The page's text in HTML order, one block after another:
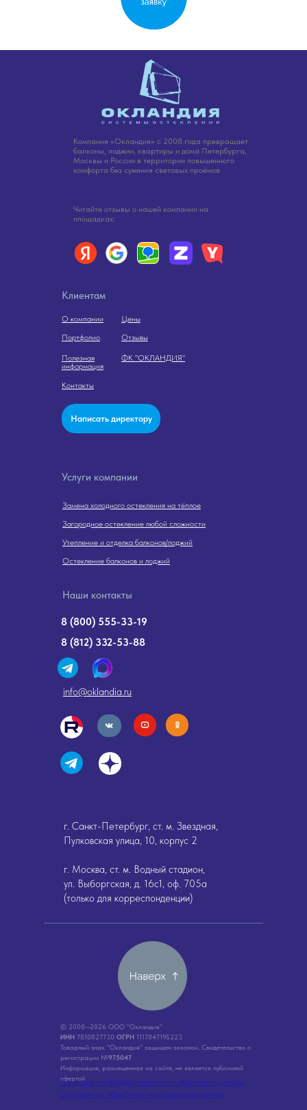
Компания «Окландия» с 2008 года превращает
балконы, лоджии, квартиры и дома Петербурга,
Москвы и России в территории повышенного
комфорта без сужения световых проёмов
Замена холодного остекления на тёплое
Загородное остекление любой сложности
Утепление и отделка балконов/лоджий
Остекление балконов и лоджий
г. Санкт-Петербург, ст. м. Звездная,
Пулковская улица, 10, корпус 2
г. Москва, ст. м. Водный стадион,
ул. Выборгская, д. 16с1, оф. 705а
(только для корреспонденции)
Наши контакты
8 (800) 555-33-19
8 (812) 332-53-88
info@oklandia.ru
Услуги компании
Клиентам
© 2008—2026 ООО "Окландия"
ИНН 7810827730 ОГРН 1117847195223
Товарный знак "Окландия" защищен законом. Свидетельство о
регистрации №975047
Информация, размещенная на сайте, не является публичной
офертой
Политика конфиденциальности и обработки данных
Согласие на обработку персональных данных
Читайте отзывы о нашей компании на
площадках:
Написать директору
О компании
Портфолио
Отзывы
Полезная
информация
ФК "ОКЛАНДИЯ"
Цены
Контакты